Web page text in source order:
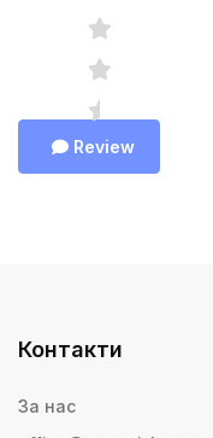
Review
Контакти
За нас